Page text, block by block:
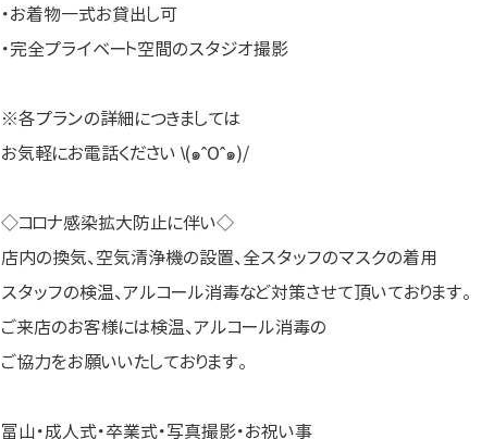
・お着物一式お貸出し可
・完全プライベート空間のスタジオ撮影
※各プランの詳細につきましては
お気軽にお電話ください \(๑ˆOˆ๑)/
◇コロナ感染拡大防止に伴い◇
店内の換気、空気清浄機の設置、全スタッフのマスクの着用
スタッフの検温、アルコール消毒など対策させて頂いております。
ご来店のお客様には検温、アルコール消毒の
ご協力をお願いいたしております。
富山・成人式・卒業式・写真撮影・お祝い事